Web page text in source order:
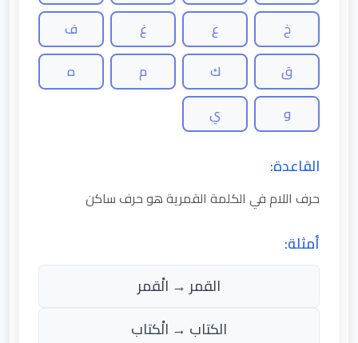
خ
ع غ
ف
ق
ك م
ه
و
ي
القاعدة:
حرف اللام في الكلمة القمرية هو حرف ساكن
أمثلة:
القمر → الْقمر
الكتاب → الْكتاب